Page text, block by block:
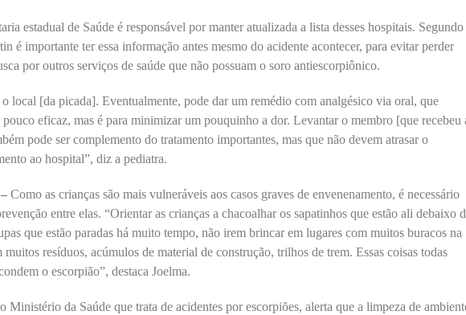
estadual de Saúde é responsável por manter atualizada a lista desses hospitais. Segundo
é importante ter essa informação antes mesmo do acidente acontecer, para evitar perder
por outros serviços de saúde que não possuam o soro antiescorpiônico.
local [da picada]. Eventualmente, pode dar um remédio com analgésico via oral, que
pouco eficaz, mas é para minimizar um pouquinho a dor. Levantar o membro [que recebeu
pode ser complemento do tratamento importantes, mas que não devem atrasar o
ao hospital”, diz a pediatra.
Como as crianças são mais vulneráveis aos casos graves de envenenamento, é necessário
entre elas. “Orientar as crianças a chacoalhar os sapatinhos que estão ali debaixo
que estão paradas há muito tempo, não irem brincar em lugares com muitos buracos na
muitos resíduos, acúmulos de material de construção, trilhos de trem. Essas coisas todas
o escorpião”, destaca Joelma.
Ministério da Saúde que trata de acidentes por escorpiões, alerta que a limpeza de